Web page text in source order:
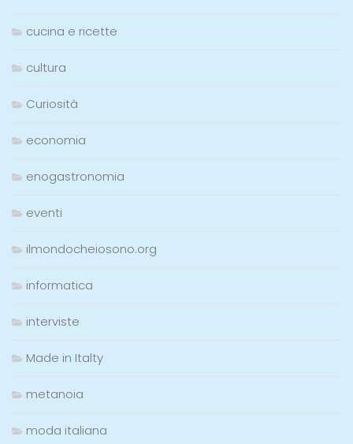
cucina e ricette
cultura
Curiosità
economia
enogastronomia
eventi
ilmondocheiosono.org
informatica
interviste
Made in Italty
metanoia
moda italiana